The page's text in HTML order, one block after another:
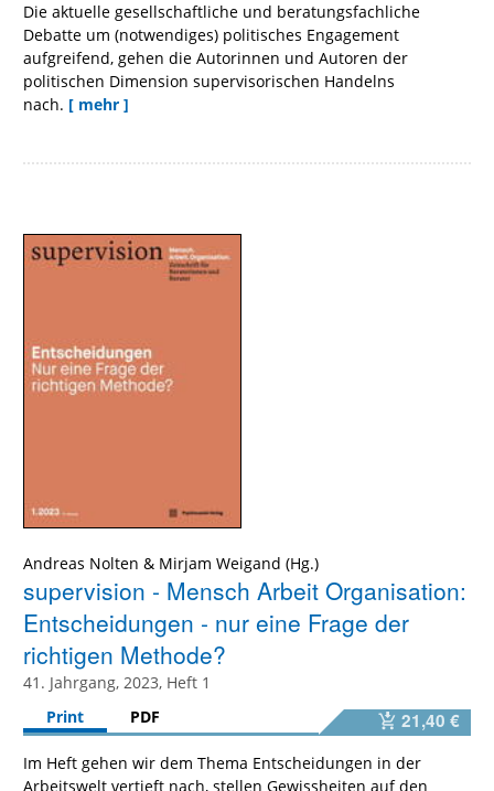
Die aktuelle gesellschaftliche und beratungsfachliche
Debatte um (notwendiges) politisches Engagement
aufgreifend, gehen die Autorinnen und Autoren der
politischen Dimension supervisorischen Handelns
nach. [ mehr ]
Andreas Nolten & Mirjam Weigand
supervision - Mensch Arbeit Organisation:
Entscheidungen - nur eine Frage der
richtigen Methode?
41. Jahrgang, 2023, Heft 1
Print
PDF 21,40 €
Im Heft gehen wir dem Thema Entscheidungen in der
Arbeitswelt vertieft nach, stellen Gewissheiten auf den